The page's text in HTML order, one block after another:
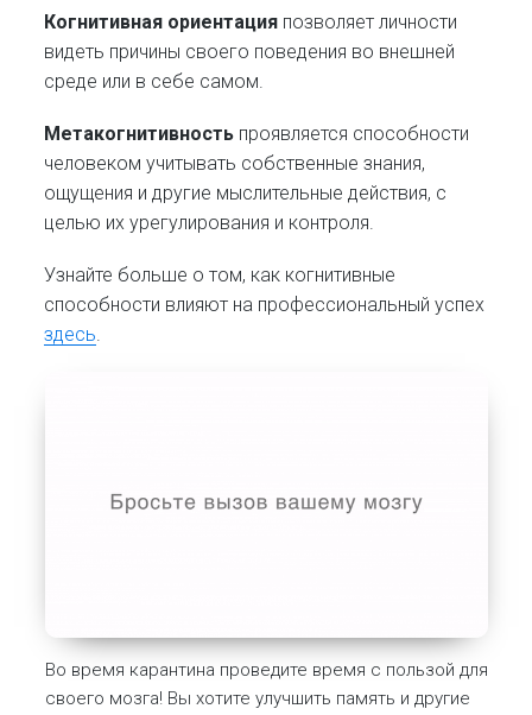
Когнитивная ориентация позволяет личности
видеть причины своего поведения во внешней
среде или в себе самом.
Метакогнитивность проявляется способности
человеком учитывать собственные знания,
ощущения и другие мыслительные действия, с
целью их урегулирования и контроля.
Узнайте больше о том, как когнитивные
способности влияют на профессиональный успех
здесь.
Во время карантина проведите время с пользой для
своего мозга! Вы хотите улучшить память и другие